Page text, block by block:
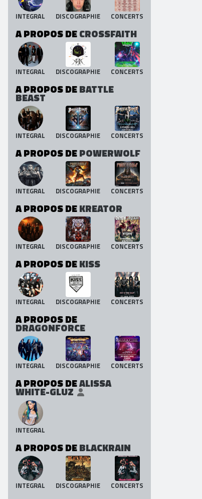
INTEGRAL DISCOGRAPHIE CONCERTS
A PROPOS DECROSSFAITH
INTEGRAL DISCOGRAPHIE CONCERTS
A PROPOS DEBATTLE
BEAST
INTEGRAL DISCOGRAPHIE CONCERTS
A PROPOS DEPOWERWOLF
INTEGRAL DISCOGRAPHIE CONCERTS
A PROPOS DEKREATOR
INTEGRAL DISCOGRAPHIE CONCERTS
A PROPOS DEKISS
INTEGRAL DISCOGRAPHIE CONCERTS
A PROPOS DE
DRAGONFORCE
INTEGRAL DISCOGRAPHIE CONCERTS
A PROPOS DEALISSA
WHITE-GLUZ
INTEGRAL
A PROPOS DEBLACKRAIN
INTEGRAL DISCOGRAPHIE CONCERTS